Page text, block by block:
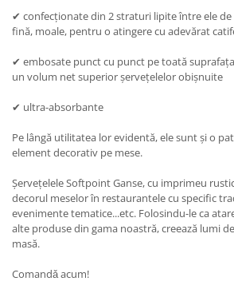
DECOR ARGINTIU & GRI
DECOR BRONZ
DECOR PORTOCALIU & CARAMIZIU
DECOR NEGRU
DECOR CREM
DECOR BEJ & MARO
DECOR ROZ
DECOR NUNTA & LOGODNA
DECOR BOTEZ
✔ confecționate din 2 straturi lipite între ele de
fină, moale, pentru o atingere cu adevărat
✔ embosate punct cu punct pe toată
un volum net superior șervețelelor obișnuite
✔ ultra-absorbante
Pe lângă utilitatea lor evidentă, ele sunt și o
element decorativ pe mese.
Șervețelele Softpoint Ganse, cu imprimeu
decorul meselor în restaurantele cu specific
evenimente tematice...etc. Folosindu-le ca
alte produse din gama noastră, creează lumi
masă.
Comandǎ acum!